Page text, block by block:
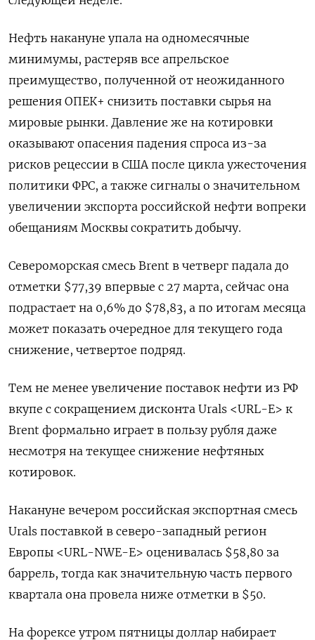
Нефть накануне упала на одномесячные
минимумы, растеряв все апрельское
преимущество, полученной от неожиданного
решения ОПЕК+ снизить поставки сырья на
мировые рынки. Давление же на котировки
оказывают опасения падения спроса из-за
рисков рецессии в США после цикла ужесточения
политики ФРС, а также сигналы о значительном
увеличении экспорта российской нефти вопреки
обещаниям Москвы сократить добычу.
Североморская смесь Brent в четверг падала до
отметки $77,39 впервые с 27 марта, сейчас она
подрастает на 0,6% до $78,83, а по итогам месяца
может показать очередное для текущего года
снижение, четвертое подряд.
Тем не менее увеличение поставок нефти из РФ
вкупе с сокращением дисконта Urals <URL-E> к
Brent формально играет в пользу рубля даже
несмотря на текущее снижение нефтяных
котировок.
Накануне вечером российская экспортная смесь
Urals поставкой в северо-западный регион
Европы <URL-NWE-E> оценивалась $58,80 за
баррель, тогда как значительную часть первого
квартала она провела ниже отметки в $50.
На форексе утром пятницы доллар набирает